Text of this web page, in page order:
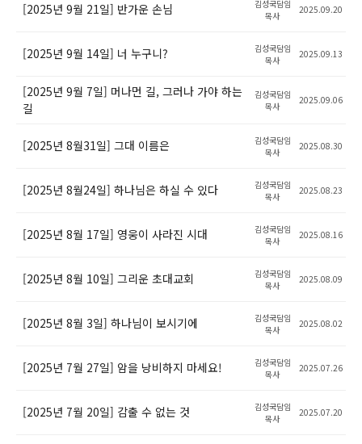
[2025년 9월 21일] 반가운 손님
김성국담임
목사
2025.09.20
[2025년 9월 14일] 너 누구니?
김성국담임
목사
2025.09.13
[2025년 9월 7일] 머나먼 길, 그러나 가야 하는
길
김성국담임
목사
2025.09.06
[2025년 8월31일] 그대 이름은
김성국담임
목사
2025.08.30
[2025년 8월24일] 하나님은 하실 수 있다
김성국담임
목사
2025.08.23
[2025년 8월 17일] 영웅이 사라진 시대
김성국담임
목사
2025.08.16
[2025년 8월 10일] 그리운 초대교회
김성국담임
목사
2025.08.09
[2025년 8월 3일] 하나님이 보시기에
김성국담임
목사
2025.08.02
[2025년 7월 27일] 암을 낭비하지 마세요!
김성국담임
목사
2025.07.26
[2025년 7월 20일] 감출 수 없는 것
김성국담임
목사
2025.07.20